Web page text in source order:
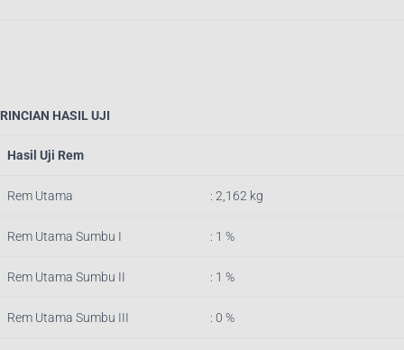
RINCIAN HASIL UJI
Hasil Uji Rem
Rem Utama : 2,162 kg
Rem Utama Sumbu I : 1 %
Rem Utama Sumbu II : 1 %
Rem Utama Sumbu III : 0 %